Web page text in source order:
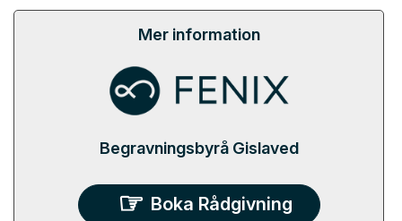
Mer information
Begravningsbyrå Gislaved
Boka Rådgivning